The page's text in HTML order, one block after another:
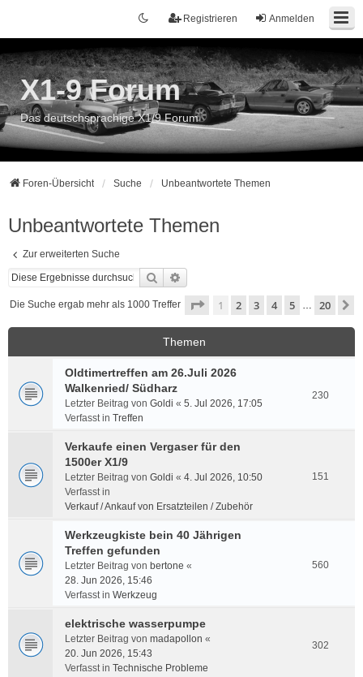
Anmelden
Registrieren
X1-9 Forum
Das deutschsprachige X1/9 Forum
Foren-Übersicht Suche Unbeantwortete Themen
Unbeantwortete Themen
Zur erweiterten Suche
Suche
Die Suche ergab mehr als 1000 Treffer Seite 1von 20
1 2 3 4 5 … 20
Themen
Oldtimertreffen am 26.Juli 2026
Walkenried/ Südharz
Letzter Beitrag von Goldi « 5. Jul 2026, 17:05
Verfasst in Treffen
230
Verkaufe einen Vergaser für den
1500er X1/9
Letzter Beitrag von Goldi « 4. Jul 2026, 10:50
Verfasst in
Verkauf / Ankauf von Ersatzteilen / Zubehör
151
Werkzeugkiste bein 40 Jährigen
Treffen gefunden
Letzter Beitrag von bertone «
28. Jun 2026, 15:46
Verfasst in Werkzeug
560
elektrische wasserpumpe
Letzter Beitrag von madapollon «
20. Jun 2026, 15:43
Verfasst in Technische Probleme
302